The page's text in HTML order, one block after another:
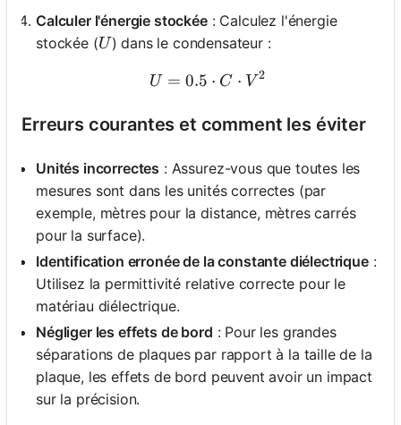
Calculer l'énergie stockée: Calculez l'énergie
stockée (U
U) dans le condensateur :
U = 0.5 \cdot C \cdot
U = 0.5 ⋅ C ⋅ V 2
Erreurs courantes et comment les éviter
Unités incorrectes : Assurez-vous que toutes les
mesures sont dans les unités correctes (par
exemple, mètres pour la distance, mètres carrés
pour la surface).
Identification erronée de la constante diélectrique:
Utilisez la permittivité relative correcte pour le
matériau diélectrique.
Négliger les effets de bord : Pour les grandes
séparations de plaques par rapport à la taille de la
plaque, les effets de bord peuvent avoir un impact
sur la précision.